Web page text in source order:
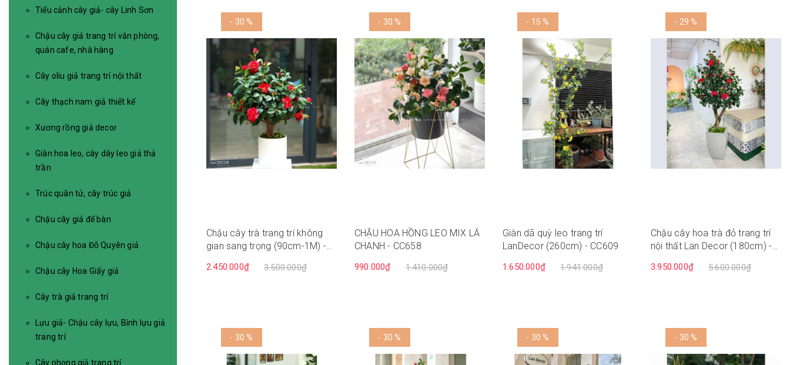
Tiểu cảnh cây giả- cây Linh Sơn
Chậu cây giả trang trí văn phòng,
quán cafe, nhà hàng
Cây oliu giả trang trí nội thất
Cây thạch nam giả thiết kế
Xương rồng giả decor
Giàn hoa leo, cây dây leo giả thả
trần
Trúc quân tử, cây trúc giả
Chậu cây giả để bàn
Chậu cây hoa Đỗ Quyên giả
Chậu cây Hoa Giấy giả
Cây trà giả trang trí
Lựu giả- Chậu cây lựu, Bình lựu giả
trang trí
Cây phong giả trang trí
- 30 %
Chậu cây trà trang trí không
gian sang trọng (90cm-1M) -
2.450.000₫ 3.500.000₫
- 30 %
CHẬU HOA HỒNG LEO MIX LÁ
CHANH - CC658
990.000₫ 1.410.000₫
- 15 %
Giàn dã quỳ leo trang trí
LanDecor (260cm) - CC609
1.650.000₫ 1.941.000₫
- 29 %
Chậu cây hoa trà đỏ trang trí
nội thất Lan Decor (180cm) -
3.950.000₫ 5.600.000₫
- 30 % - 30 % - 30 % - 30 %